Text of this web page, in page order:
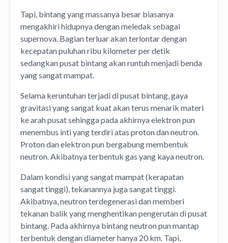
Tapi, bintang yang massanya besar biasanya
mengakhiri hidupnya dengan meledak sebagai
supernova. Bagian terluar akan terlontar dengan
kecepatan puluhan ribu kilometer per detik
sedangkan pusat bintang akan runtuh menjadi benda
yang sangat mampat.
Selama keruntuhan terjadi di pusat bintang, gaya
gravitasi yang sangat kuat akan terus menarik materi
ke arah pusat sehingga pada akhirnya elektron pun
menembus inti yang terdiri atas proton dan neutron.
Proton dan elektron pun bergabung membentuk
neutron. Akibatnya terbentuk gas yang kaya neutron.
Dalam kondisi yang sangat mampat (kerapatan
sangat tinggi), tekanannya juga sangat tinggi.
Akibatnya, neutron terdegenerasi dan memberi
tekanan balik yang menghentikan pengerutan di pusat
bintang. Pada akhirnya bintang neutron pun mantap
terbentuk dengan diameter hanya 20 km. Tapi,